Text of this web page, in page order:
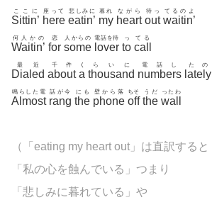
Sittin’
ここに
here
座って
eatin’
悲しみに
my
暮れ
heart
ながら
out
待っ
waitin’
てるのよ
Waitin’
何人かの
for
恋
some
人からの
lover
電話を待
to
っ
call
てる
Dialed
最近
about
千件
a
く
thousand
らいに
numbers
電話し
lately
たの
Almost
鳴らした電
rang
話が今
the
にも
phone
壁から落
off
ちそ
the
うだ
wall
ったわ
（「eating my heart out」は直訳すると
「私の心を蝕んでいる」つまり
「悲しみに暮れている」や